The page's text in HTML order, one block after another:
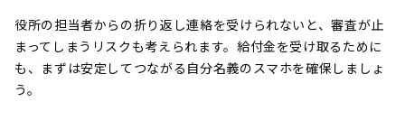
役所の担当者からの折り返し連絡を受けられないと、審査が止
まってしまうリスクも考えられます。給付金を受け取るために
も、まずは安定してつながる自分名義のスマホを確保しましょ
う。